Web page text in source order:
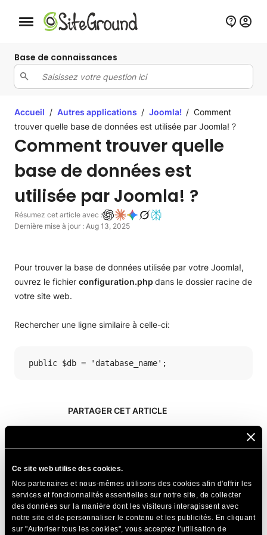
Ce site web utilise des cookies.
Nos partenaires et nous-mêmes utilisons des cookies afin d'offrir les
services et fonctionnalités essentielles sur notre site, de collecter
des données sur la manière dont les visiteurs interagissent avec
notre site et de personnaliser le contenu et les publicités. En cliquant
sur "Autoriser tous les cookies", vous acceptez l'utilisation de
Bouton de navigation mobile
Base de connaissances
Accueil / Autres applications / Joomla! / Comment
trouver quelle base de données est utilisée par Joomla! ?
Comment trouver quelle
base de données est
utilisée par Joomla! ?
Résumez cet article avec :
Dernière mise à jour : Aug 13, 2025
Pour trouver la base de données utilisée par votre Joomla!,
ouvrez le fichier configuration.phpdans le dossier racine de
votre site web.
Rechercher une ligne similaire à celle-ci:
public $db = 'database_name';
PARTAGER CET ARTICLE
Articles Connexes
Comment réparer un éditeur TinyMCE cassé ?